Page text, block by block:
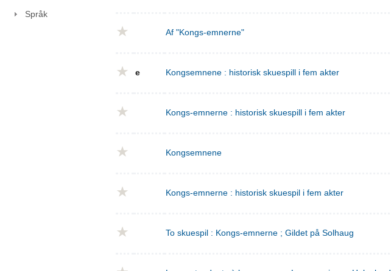
Språk
Af "Kongs-emnerne"
e Kongsemnene : historisk skuespill i fem akter
Kongs-emnerne : historisk skuespill i fem akter
Kongsemnene
Kongs-emnerne : historisk skuespil i fem akter
To skuespil : Kongs-emnerne ; Gildet på Solhaug